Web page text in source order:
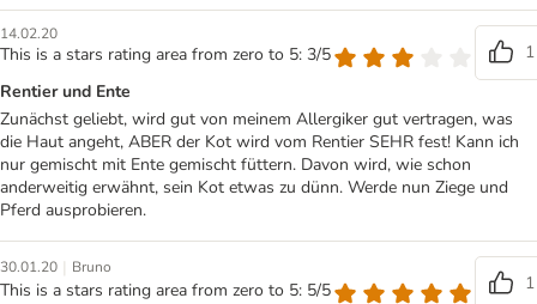
14.02.20
This is a stars rating area from zero to 5: 3/5
1
Rentier und Ente
Zunächst geliebt, wird gut von meinem Allergiker gut vertragen, was
die Haut angeht, ABER der Kot wird vom Rentier SEHR fest! Kann ich
nur gemischt mit Ente gemischt füttern. Davon wird, wie schon
anderweitig erwähnt, sein Kot etwas zu dünn. Werde nun Ziege und
Pferd ausprobieren.
30.01.20 | Bruno
This is a stars rating area from zero to 5: 5/5
1